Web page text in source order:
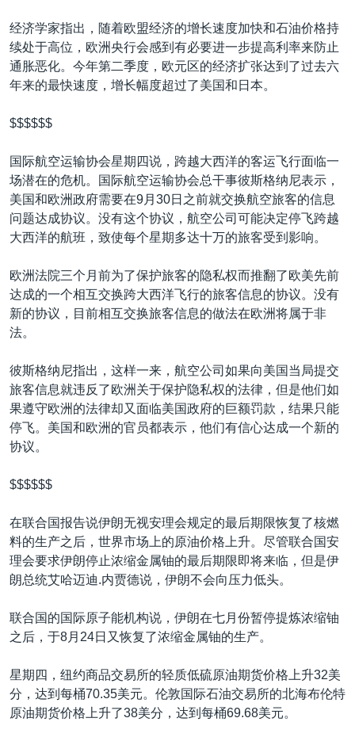
经济学家指出，随着欧盟经济的增长速度加快和石油价格持
续处于高位，欧洲央行会感到有必要进一步提高利率来防止
通胀恶化。今年第二季度，欧元区的经济扩张达到了过去六
年来的最快速度，增长幅度超过了美国和日本。
$$$$$$
国际航空运输协会星期四说，跨越大西洋的客运飞行面临一
场潜在的危机。国际航空运输协会总干事彼斯格纳尼表示，
美国和欧洲政府需要在9月30日之前就交换航空旅客的信息
问题达成协议。没有这个协议，航空公司可能决定停飞跨越
大西洋的航班，致使每个星期多达十万的旅客受到影响。
欧洲法院三个月前为了保护旅客的隐私权而推翻了欧美先前
达成的一个相互交换跨大西洋飞行的旅客信息的协议。没有
新的协议，目前相互交换旅客信息的做法在欧洲将属于非
法。
彼斯格纳尼指出，这样一来，航空公司如果向美国当局提交
旅客信息就违反了欧洲关于保护隐私权的法律，但是他们如
果遵守欧洲的法律却又面临美国政府的巨额罚款，结果只能
停飞。美国和欧洲的官员都表示，他们有信心达成一个新的
协议。
$$$$$$
在联合国报告说伊朗无视安理会规定的最后期限恢复了核燃
料的生产之后，世界市场上的原油价格上升。尽管联合国安
理会要求伊朗停止浓缩金属铀的最后期限即将来临，但是伊
朗总统艾哈迈迪.内贾德说，伊朗不会向压力低头。
联合国的国际原子能机构说，伊朗在七月份暂停提炼浓缩铀
之后，于8月24日又恢复了浓缩金属铀的生产。
星期四，纽约商品交易所的轻质低硫原油期货价格上升32美
分，达到每桶70.35美元。伦敦国际石油交易所的北海布伦特
原油期货价格上升了38美分，达到每桶69.68美元。